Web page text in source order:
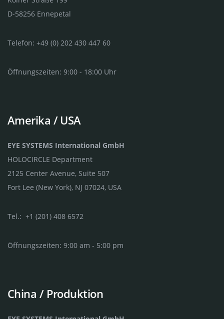
D-58256 Ennepetal
Telefon: +49 (0) 202 430 447 60
Öffnungszeiten: 9:00 - 18:00 Uhr
Amerika / USA
EYE SYSTEMS International GmbH
HOLOCIRCLE Department
2125 Center Avenue, Suite 507
Fort Lee (New York), NJ 07024, USA
Tel.: +1 (201) 408 6572
Öffnungszeiten: 9:00 am - 5:00 pm
China / Produktion